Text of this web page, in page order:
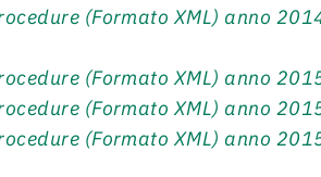
(Formato XML) anno
(Formato XML) anno
(Formato XML) anno
(Formato XML) anno